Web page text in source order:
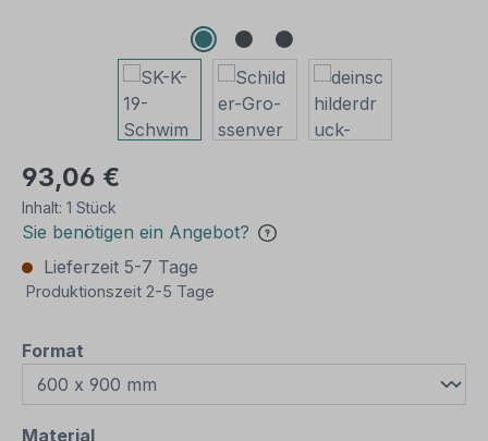
93,06 €
Inhalt: 1 Stück
Sie benötigen ein Angebot?
Lieferzeit 5-7 Tage
Produktionszeit 2-5 Tage
Format
Materialauswählen